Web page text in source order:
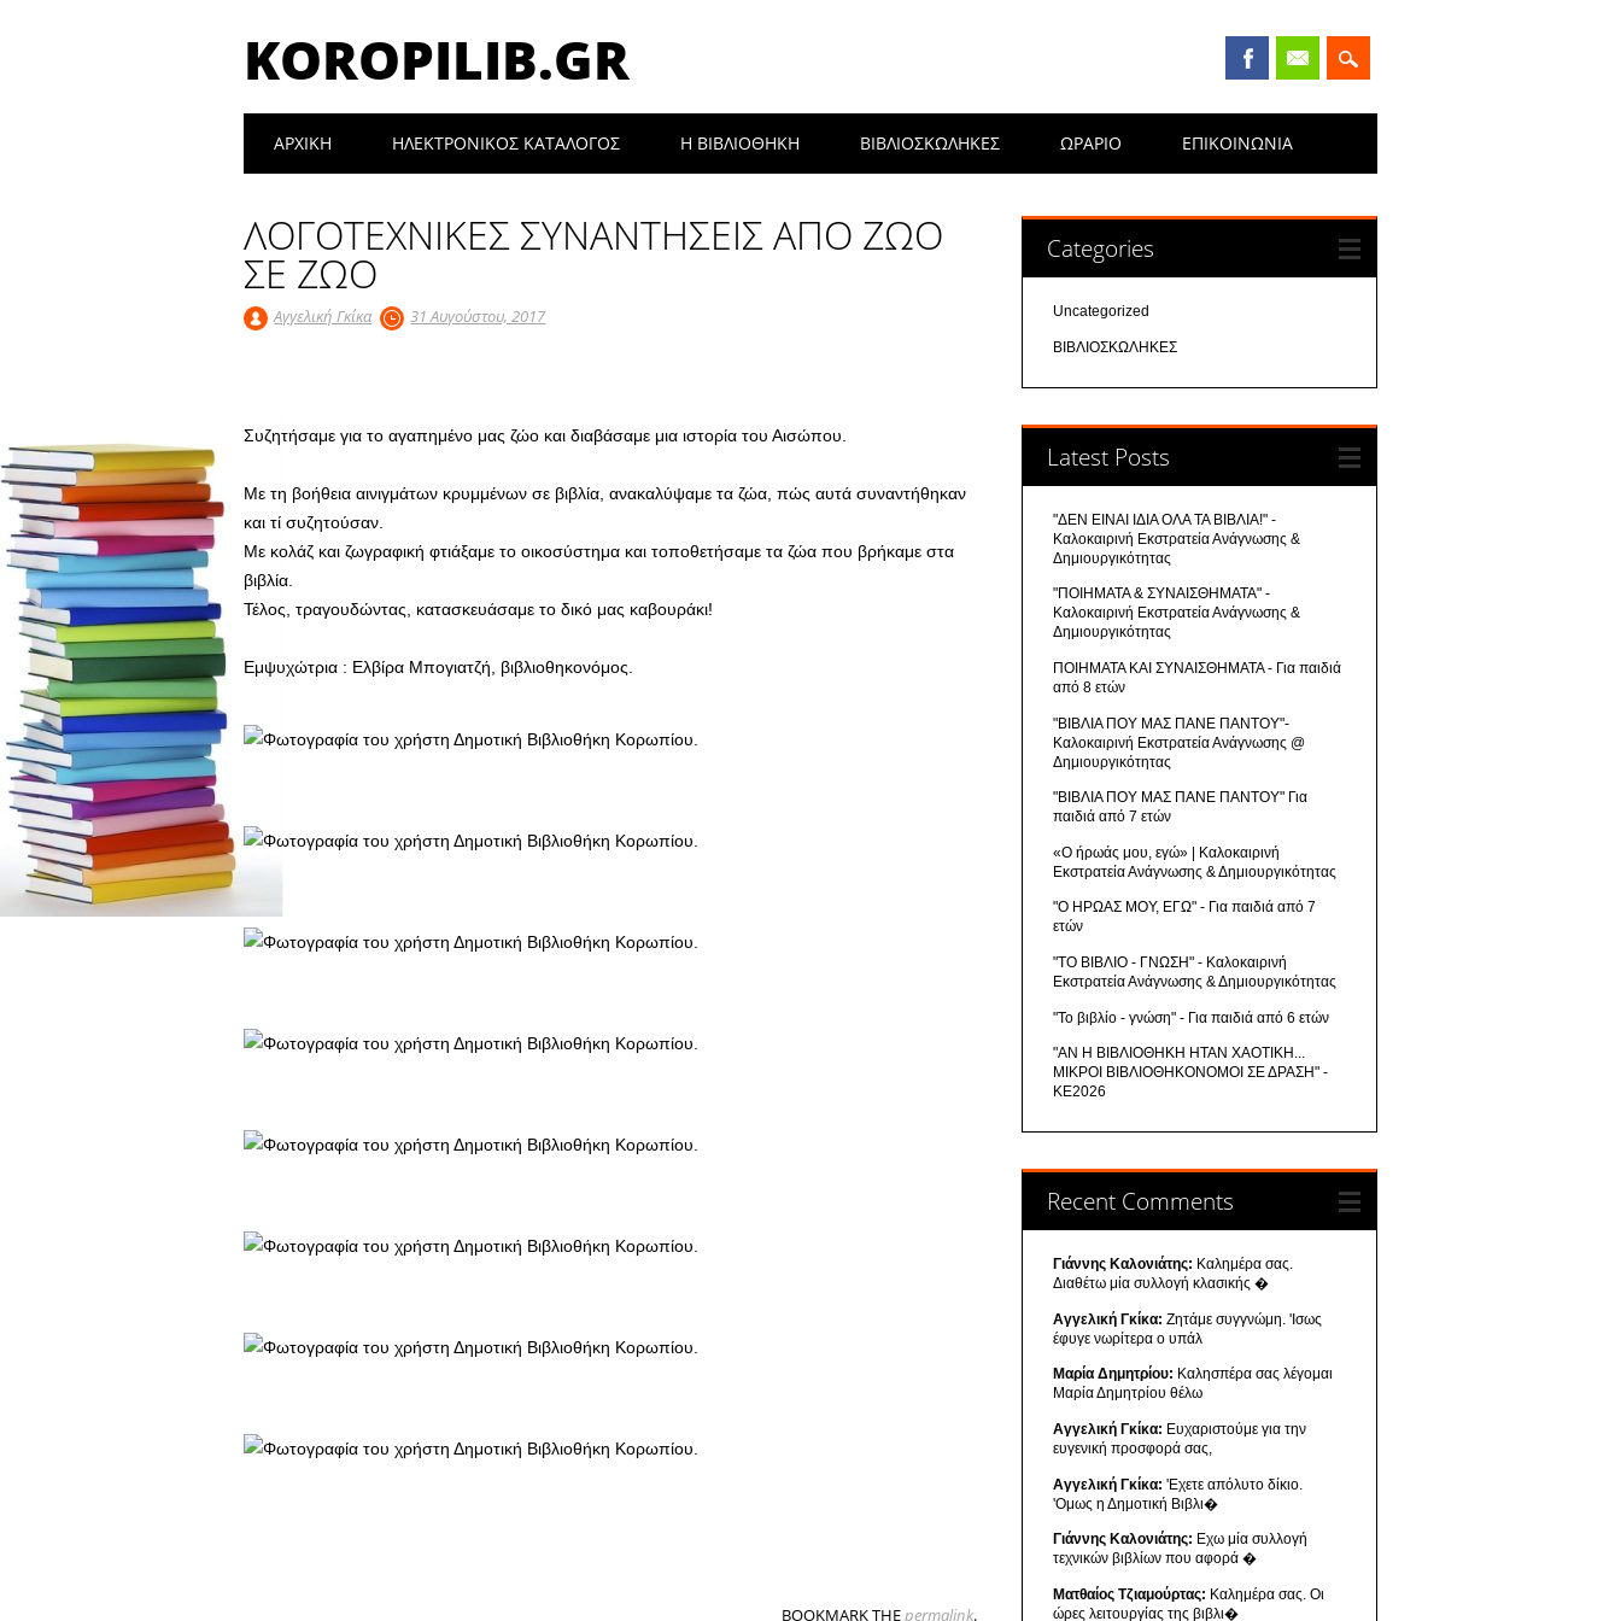
KOROPILIB.GR
Main menu
ΑΡΧΙΚΉ ΗΛΕΚΤΡΟΝΙΚΟΣ ΚΑΤΑΛΟΓΟΣ Η ΒΙΒΛΙΟΘΉΚΗ ΒΙΒΛΙΟΣΚΩΛΗΚΕΣ ΩΡΑΡΙΟ ΕΠΙΚΟΙΝΩΝΊΑ
ΛΟΓΟΤΕΧΝΙΚΕΣ ΣΥΝΑΝΤΗΣΕΙΣ ΑΠΟ ΖΩΟ
ΣΕ ΖΩΟ
Αγγελική Γκίκα 31 Αυγούστου, 2017
Συζητήσαμε για το αγαπημένο μας ζώο και διαβάσαμε μια ιστορία του Αισώπου.
Με τη βοήθεια αινιγμάτων κρυμμένων σε βιβλία, ανακαλύψαμε τα ζώα, πώς αυτά συναντήθηκαν
και τί συζητούσαν.
Με κολάζ και ζωγραφική φτιάξαμε το οικοσύστημα και τοποθετήσαμε τα ζώα που βρήκαμε στα
βιβλία.
Τέλος, τραγουδώντας, κατασκευάσαμε το δικό μας καβουράκι!
Εμψυχώτρια : Ελβίρα Μπογιατζή, βιβλιοθηκονόμος.
BOOKMARK THEpermalink.
Categories
Uncategorized
ΒΙΒΛΙΟΣΚΩΛΗΚΕΣ
Latest Posts
"ΔΕΝ ΕΙΝΑΙ ΙΔΙΑ ΟΛΑ ΤΑ ΒΙΒΛΙΑ!" -
Καλοκαιρινή Εκστρατεία Ανάγνωσης &
Δημιουργικότητας
"ΠΟΙΗΜΑΤΑ & ΣΥΝΑΙΣΘΗΜΑΤΑ" -
Καλοκαιρινή Εκστρατεία Ανάγνωσης &
Δημιουργικότητας
ΠΟΙΗΜΑΤΑ ΚΑΙ ΣΥΝΑΙΣΘΗΜΑΤΑ - Για παιδιά
από 8 ετών
"ΒΙΒΛΙΑ ΠΟΥ ΜΑΣ ΠΑΝΕ ΠΑΝΤΟΥ"-
Καλοκαιρινή Εκστρατεία Ανάγνωσης @
Δημιουργικότητας
"ΒΙΒΛΙΑ ΠΟΥ ΜΑΣ ΠΑΝΕ ΠΑΝΤΟΥ" Για
παιδιά από 7 ετών
«Ο ήρωάς μου, εγώ» | Καλοκαιρινή
Εκστρατεία Ανάγνωσης & Δημιουργικότητας
"Ο ΗΡΩΑΣ ΜΟΥ, ΕΓΩ" - Για παιδιά από 7
ετών
"ΤΟ ΒΙΒΛΙΟ - ΓΝΩΣΗ" - Καλοκαιρινή
Εκστρατεία Ανάγνωσης & Δημιουργικότητας
"Το βιβλίο - γνώση" - Για παιδιά από 6 ετών
"ΑΝ Η ΒΙΒΛΙΟΘΗΚΗ ΗΤΑΝ ΧΑΟΤΙΚΗ...
ΜΙΚΡΟΙ ΒΙΒΛΙΟΘΗΚΟΝΟΜΟΙ ΣΕ ΔΡΑΣΗ" -
ΚΕ2026
Recent Comments
Γιάννης Καλονιάτης: Καλημέρα σας.
Διαθέτω μία συλλογή κλασικής �
Αγγελική Γκίκα: Ζητάμε συγγνώμη. 'Ισως
έφυγε νωρίτερα ο υπάλ
Μαρία Δημητρίου: Καλησπέρα σας λέγομαι
Μαρία Δημητρίου θέλω
Αγγελική Γκίκα: Ευχαριστούμε για την
ευγενική προσφορά σας,
Αγγελική Γκίκα: 'Εχετε απόλυτο δίκιο.
'Ομως η Δημοτική Βιβλι�
Γιάννης Καλονιάτης: Εχω μία συλλογή
τεχνικών βιβλίων που αφορά �
Ματθαίος Τζιαμούρτας: Καλημέρα σας. Οι
ώρες λειτουργίας της βιβλι�